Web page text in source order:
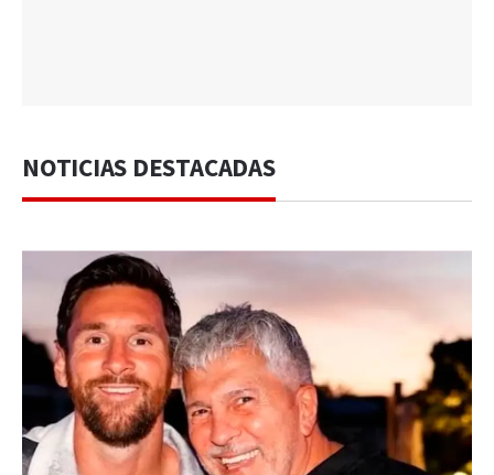
NOTICIAS DESTACADAS